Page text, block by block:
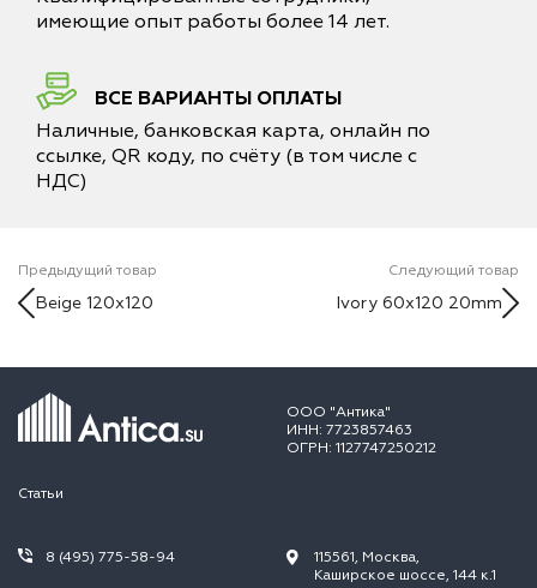
имеющие опыт работы более 14 лет.
ВСЕ ВАРИАНТЫ ОПЛАТЫ
Наличные, банковская карта, онлайн по
ссылке, QR коду, по счёту (в том числе с
НДС)
Предыдущий товар
Beige 120x120
Следующий товар
Ivory 60x120 20mm
ООО "Антика"
ИНН: 7723857463
ОГРН: 1127747250212
Статьи
8 (495) 775-58-94
115561, Москва,
Каширское шоссе, 144 к.1